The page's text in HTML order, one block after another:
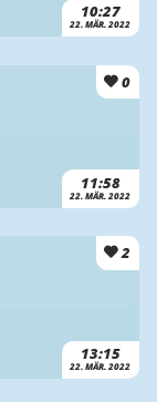
10:27
22. MÄR. 2022
0
11:58
22. MÄR. 2022
2
13:15
22. MÄR. 2022